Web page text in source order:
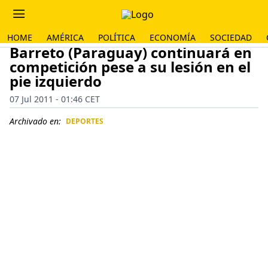
HOME AMÉRICA POLÍTICA ECONOMÍA SOCIEDAD
Barreto (Paraguay) continuará en
competición pese a su lesión en el
pie izquierdo
07 Jul 2011 - 01:46 CET
Archivado en: DEPORTES